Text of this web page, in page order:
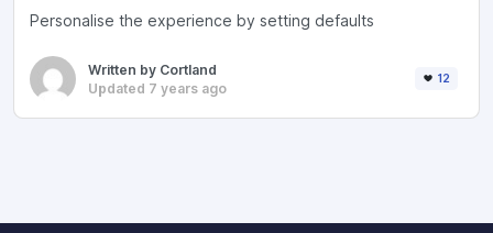
Personalise the experience by setting defaults
Written by Cortland
Updated 7 years ago
12